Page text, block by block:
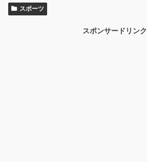
スポーツ
スポンサードリンク